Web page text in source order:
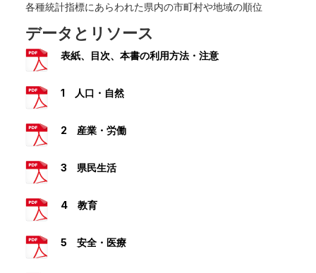
各種統計指標にあらわれた県内の市町村や地域の順位
データとリソース
表紙、目次、本書の利用方法・注意
1 人口・自然
2 産業・労働
3 県民生活
4 教育
5 安全・医療